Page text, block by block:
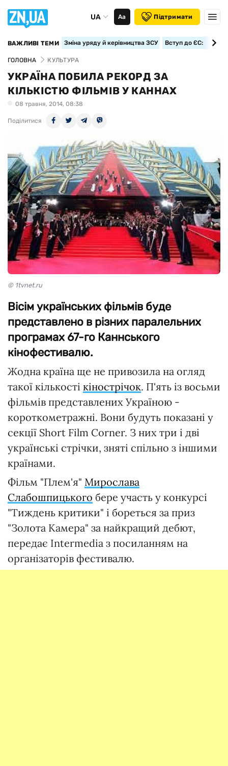
UA Аа Підтримати
ВАЖЛИВІ ТЕМИ Зміна уряду й керівництва ЗСУ Вступ до ЄС:
ГОЛОВНА КУЛЬТУРА
УКРАЇНА ПОБИЛА РЕКОРД ЗА
КІЛЬКІСТЮ ФІЛЬМІВ У КАННАХ
08 травня, 2014, 08:38
Поділитися
© 1tvnet.ru
Вісім українських фільмів буде
представлено в різних паралельних
програмах 67-го Каннського
кінофестивалю.
Жодна країна ще не привозила на огляд
такої кількості кінострічок. П'ять із восьми
фільмів представлених Україною -
короткометражні. Вони будуть показані у
секції Short Film Corner. З них три і дві
українські стрічки, зняті спільно з іншими
країнами.
Фільм "Плем'я" Мирослава
Слабошпицького бере участь у конкурсі
"Тиждень критики" і бореться за приз
"Золота Камера" за найкращий дебют,
передає Intermedia з посиланням на
організаторів фестивалю.